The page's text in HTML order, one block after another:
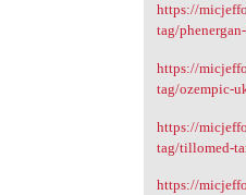
https://
tag/
https://
tag/ozempic-
https://
tag/tillomed-
https://